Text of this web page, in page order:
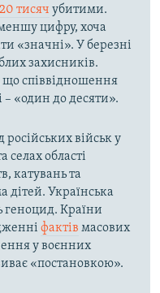
тисяч убитими.
цифру, хоча
«значні». У березні
захисників.
що співвідношення
– «один до десяти».
військ у
селах області
катувань та
дітей. Українська
геноцид. Країни
фактів масових
у воєнних
«постановкою».